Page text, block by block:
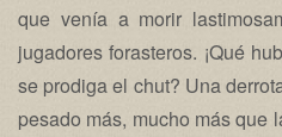
que venía a morir
jugadores forasteros. ¡Qué
se prodiga el chut? Una
pesado más, mucho más que